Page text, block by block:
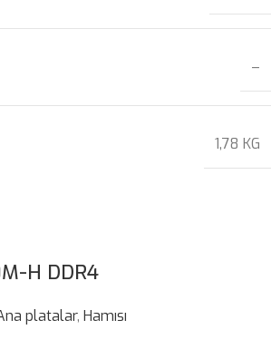
–
1,78 KG
H DDR4
platalar, Hamısı